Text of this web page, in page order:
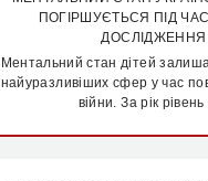
ПОГІРШУЄТЬСЯ ПІД
ДОСЛІДЖЕННЯ
Ментальний стан дітей
найуразливіших сфер у час
війни. За рік